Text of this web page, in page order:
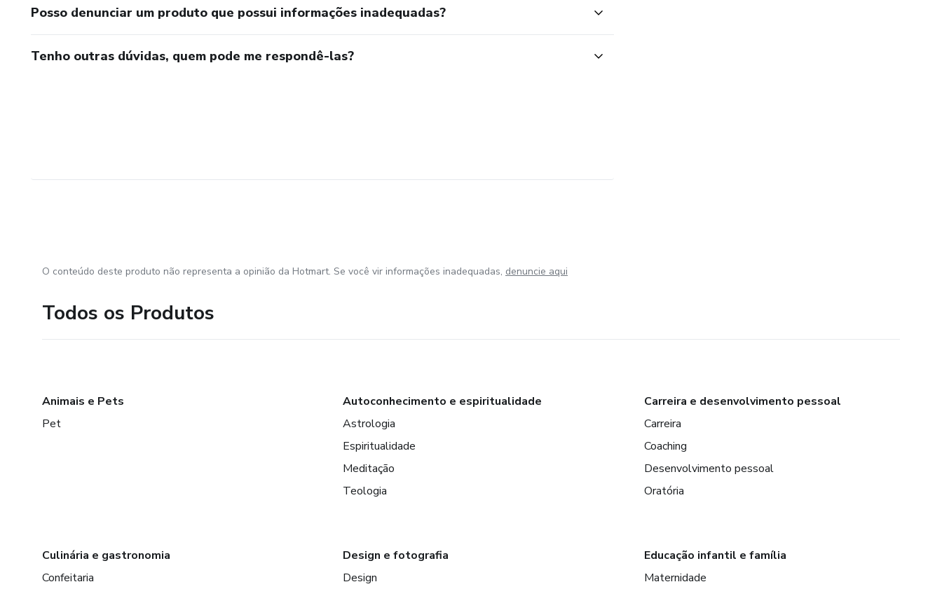
Posso denunciar um produto que possui informações inadequadas?
Tenho outras dúvidas, quem pode me respondê-las?
O conteúdo deste produto não representa a opinião da Hotmart. Se você vir informações inadequadas, denuncie aqui
Todos os Produtos
Animais e Pets
Pet
Autoconhecimento e espiritualidade
Astrologia
Espiritualidade
Meditação
Teologia
Carreira e desenvolvimento pessoal
Carreira
Coaching
Desenvolvimento pessoal
Oratória
Culinária e gastronomia
Confeitaria
Design e fotografia
Design
Educação infantil e família
Maternidade